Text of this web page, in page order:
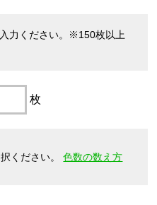
力ください。 ※150枚以上
枚
ください。色数の数え方